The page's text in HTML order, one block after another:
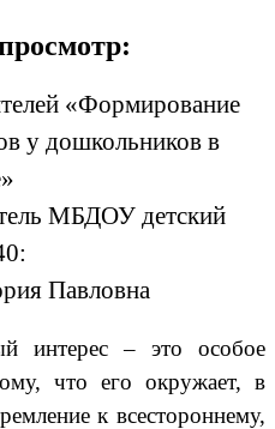
«Формирование
у дошкольников в
МБДОУ детский
Павловна
– это особое
что его окружает, в
к всестороннему,